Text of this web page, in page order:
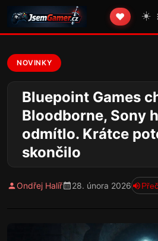
❤️ ☀️
NOVINKY
Bluepoint Games
Bloodborne, Sony
odmítlo. Krátce
skončilo
Ondřej Halíř 28. února 2026